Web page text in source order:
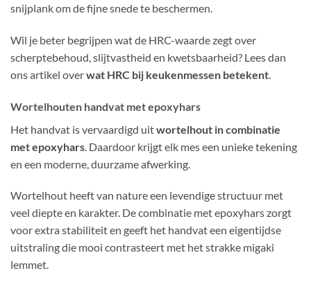
snijplank om de fijne snede te beschermen.
Wil je beter begrijpen wat de HRC-waarde zegt over
scherptebehoud, slijtvastheid en kwetsbaarheid? Lees dan
ons artikel overwat HRC bij keukenmessen betekent
Wortelhouten handvat met epoxyhars
Het handvat is vervaardigd uitwortelhout in combinatie
met epoxyhars . Daardoor krijgt elk mes een unieke tekening
en een moderne, duurzame afwerking.
Wortelhout heeft van nature een levendige structuur met
veel diepte en karakter. De combinatie met epoxyhars zorgt
voor extra stabiliteit en geeft het handvat een eigentijdse
uitstraling die mooi contrasteert met het strakke migaki
lemmet.